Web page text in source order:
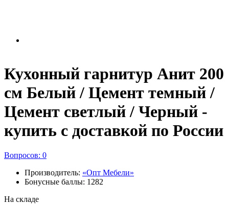
Кухонный гарнитур Анит 200
см Белый / Цемент темный /
Цемент светлый / Черный -
купить с доставкой по России
Вопросов: 0
Производитель: «Опт Мебели»
Бонусные баллы: 1282
На складе